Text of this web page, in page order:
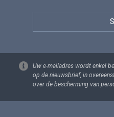
Uw e-mailadres wordt enkel
op de nieuwsbrief, in
over de bescherming van